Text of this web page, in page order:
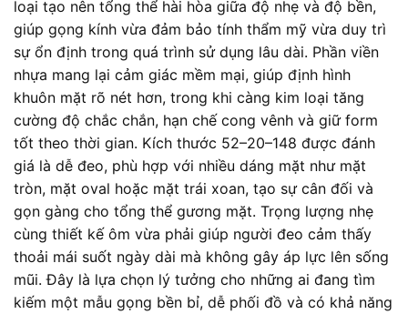
loại tạo nên tổng thể hài hòa giữa độ nhẹ và độ bền,
giúp gọng kính vừa đảm bảo tính thẩm mỹ vừa duy trì
sự ổn định trong quá trình sử dụng lâu dài. Phần viền
nhựa mang lại cảm giác mềm mại, giúp định hình
khuôn mặt rõ nét hơn, trong khi càng kim loại tăng
cường độ chắc chắn, hạn chế cong vênh và giữ form
tốt theo thời gian. Kích thước 52–20–148 được đánh
giá là dễ đeo, phù hợp với nhiều dáng mặt như mặt
tròn, mặt oval hoặc mặt trái xoan, tạo sự cân đối và
gọn gàng cho tổng thể gương mặt. Trọng lượng nhẹ
cùng thiết kế ôm vừa phải giúp người đeo cảm thấy
thoải mái suốt ngày dài mà không gây áp lực lên sống
mũi. Đây là lựa chọn lý tưởng cho những ai đang tìm
kiếm một mẫu gọng bền bỉ, dễ phối đồ và có khả năng